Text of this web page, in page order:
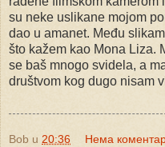
su neke uslikane mojom
dao u amanet. Među
što kažem kao Mona Liza.
se baš mnogo svidela, a
društvom kog dugo nisam
Bob u 20:36 Нема